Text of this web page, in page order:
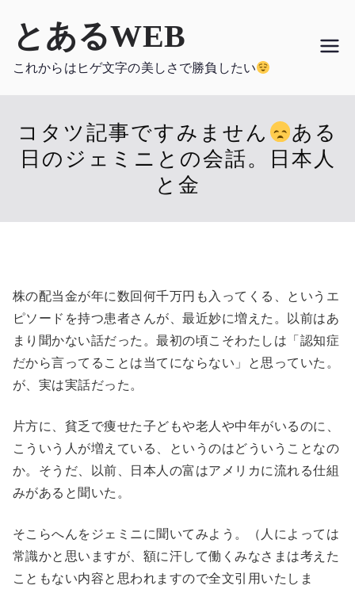
とあるWEB
これからはヒゲ文字の美しさで勝負したい
コタツ記事ですみません
ある
日のジェミニとの会話。日本人
と金
株の配当金が年に数回何千万円も入ってくる、というエ
ピソードを持つ患者さんが、最近妙に増えた。以前はあ
まり聞かない話だった。最初の頃こそわたしは「認知症
だから言ってることは当てにならない」と思っていた。
が、実は実話だった。
片方に、貧乏で痩せた子どもや老人や中年がいるのに、
こういう人が増えている、というのはどういうことなの
か。そうだ、以前、日本人の富はアメリカに流れる仕組
みがあると聞いた。
そこらへんをジェミニに聞いてみよう。（人によっては
常識かと思いますが、額に汗して働くみなさまは考えた
こともない内容と思われますので全文引用いたしま